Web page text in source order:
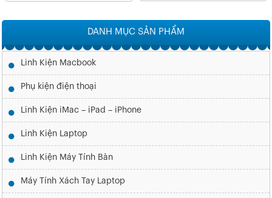
DANH MỤC SẢN PHẨM
Linh Kiện Macbook
Phụ kiện điện thoại
Linh Kiện iMac – iPad – iPhone
Linh Kiện Laptop
Linh Kiện Máy Tính Bàn
Máy Tính Xách Tay Laptop